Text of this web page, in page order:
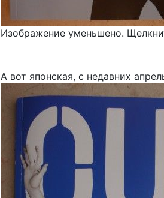
Изображение уменьшено.
А вот японская, с недавних